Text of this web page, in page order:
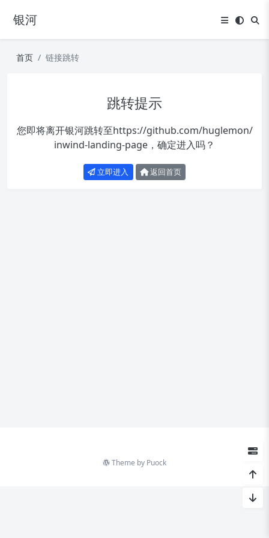
银河
首页 链接跳转
跳转提示
您即将离开银河跳转至https://github.com/huglemon/
inwind-landing-page ，确定进入吗？
立即进入 返回首页
Theme by Puock